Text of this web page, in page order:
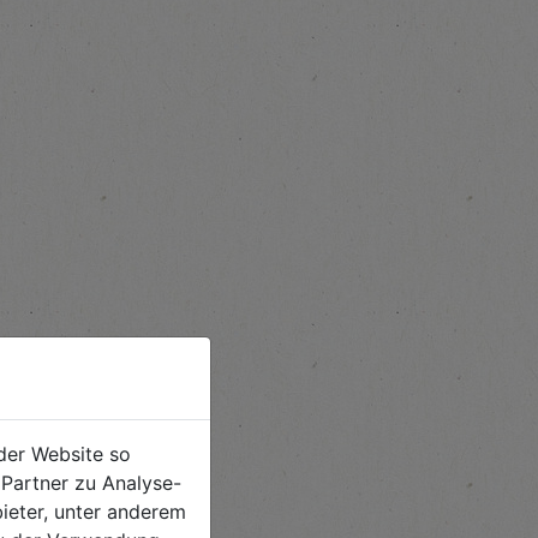
Website so
zu Analyse-
unter anderem